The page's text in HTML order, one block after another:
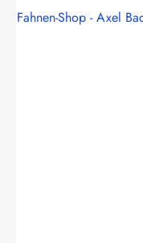
Fahnen-Shop - Axel